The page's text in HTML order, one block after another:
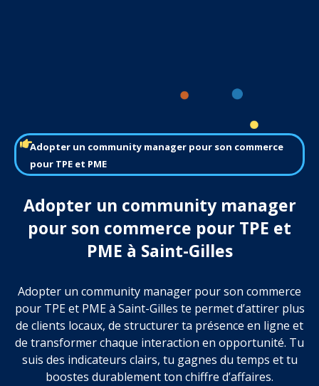
Adopter un community manager pour son commerce
pour TPE et PME
Adopter un community manager
pour son commerce pour TPE et
PME à Saint-Gilles
Adopter un community manager pour son commerce
pour TPE et PME à Saint-Gilles te permet d’attirer plus
de clients locaux, de structurer ta présence en ligne et
de transformer chaque interaction en opportunité. Tu
suis des indicateurs clairs, tu gagnes du temps et tu
boostes durablement ton chiffre d’affaires.